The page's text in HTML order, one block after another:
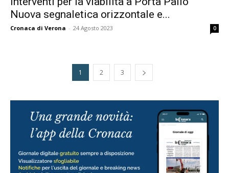
Nuova segnaletica orizzontale e...
Cronaca di Verona - 24 Agosto 2023 0
1 2 3